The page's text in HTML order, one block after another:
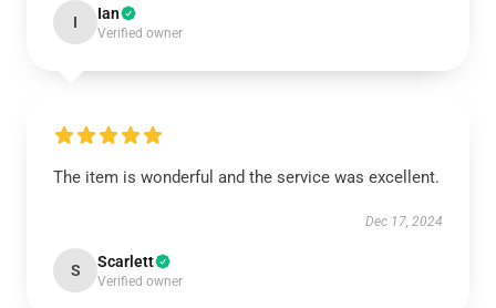
I Ian
Verified owner
The item is wonderful and the service was excellent.
Dec 17, 2024
S Scarlett
Verified owner